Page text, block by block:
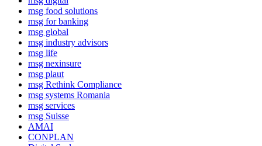
msg food solutions
msg for banking
msg global
msg industry advisors
msg life
msg nexinsure
msg plaut
msg Rethink Compli­ance
msg systems Romania
msg services
msg Suisse
AMAI
CONPLAN